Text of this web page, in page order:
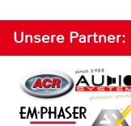
Unsere Partner: